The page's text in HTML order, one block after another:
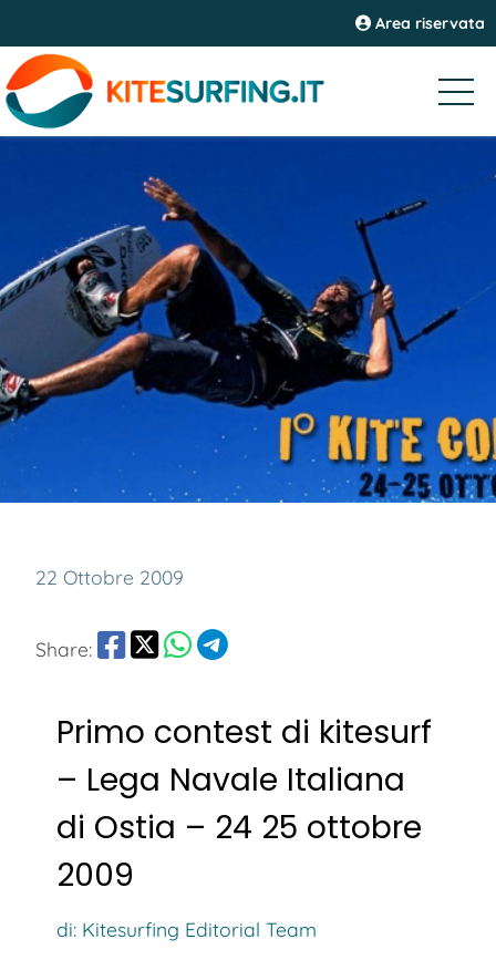
Area riservata
22 Ottobre 2009
Share:
Primo contest di kitesurf
– Lega Navale Italiana
di Ostia – 24 25 ottobre
2009
di: Kitesurfing Editorial Team